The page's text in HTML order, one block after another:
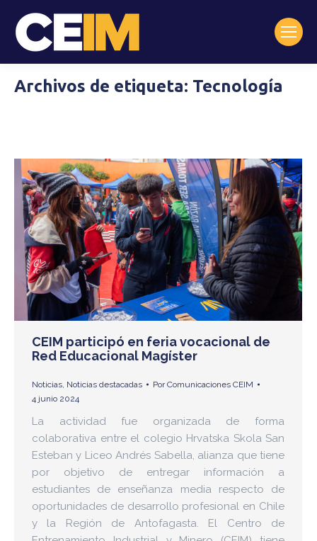
Archivos de etiqueta: Tecnología
CEIM participó en feria vocacional de
Red Educacional Magíster
Noticias, Noticias destacadas PorComunicaciones CEIM
4 junio 2024
La actividad fue organizada de forma
colaborativa entre el colegio Hrvatska Skola San
Esteban y Liceo Andrés Sabella, alianza que tiene
por objetivo de entregar información a
estudiantes de enseñanza media respecto de
oportunidades de desarrollo profesional en Chile
y la Región de Antofagasta. El Centro de